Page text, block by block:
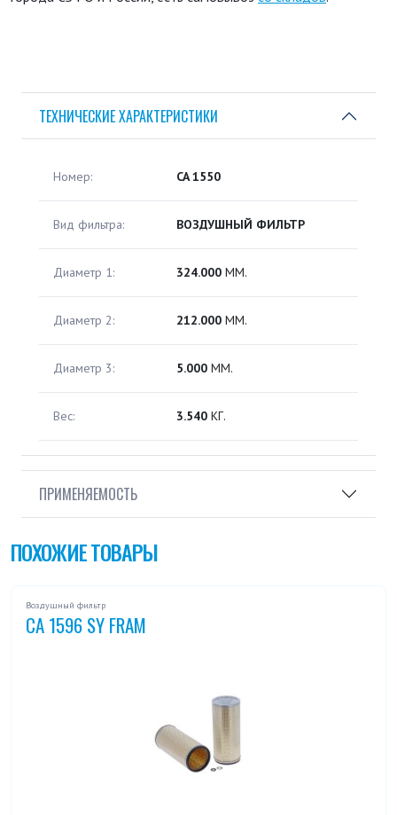
ТЕХНИЧЕСКИЕ ХАРАКТЕРИСТИКИ
Номер: CA 1550
Вид фильтра: ВОЗДУШНЫЙ ФИЛЬТР
Диаметр 1: 324.000 ММ.
Диаметр 2: 212.000 ММ.
Диаметр 3: 5.000 ММ.
Вес: 3.540 КГ.
ПРИМЕНЯЕМОСТЬ
ПОХОЖИЕ ТОВАРЫ
Воздушный фильтр
CA 1596 SY FRAM